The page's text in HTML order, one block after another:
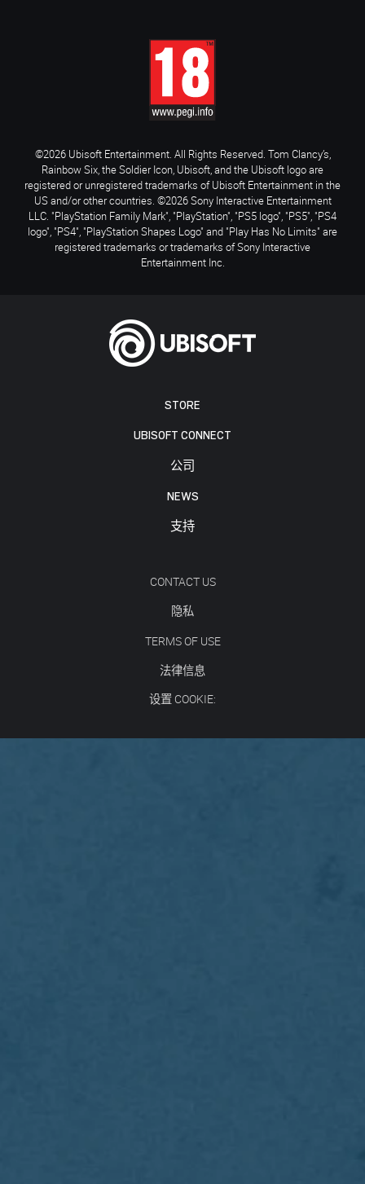
STORE
UBISOFT CONNECT
公司
NEWS
支持
CONTACT US
隐私
TERMS OF USE
法律信息
设置 COOKIE:
©2026 Ubisoft Entertainment. All Rights Reserved. Tom Clancy’s,
Rainbow Six, the Soldier Icon, Ubisoft, and the Ubisoft logo are
registered or unregistered trademarks of Ubisoft Entertainment in the
US and/or other countries. ©2026 Sony Interactive Entertainment
LLC. "PlayStation Family Mark", "PlayStation", "PS5 logo", "PS5", "PS4
logo", "PS4", "PlayStation Shapes Logo" and "Play Has No Limits" are
registered trademarks or trademarks of Sony Interactive
Entertainment Inc.